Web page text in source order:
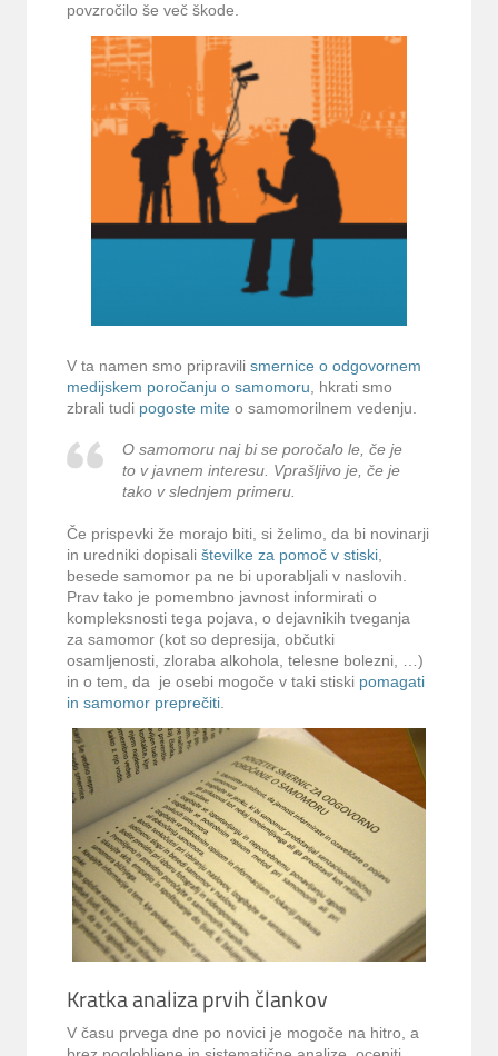
povzročilo še več škode.
V ta namen smo pripravilismernice o odgovornem
medijskem poročanju o samomoru , hkrati smo
zbrali tudi pogoste mite o samomorilnem vedenju.
O samomoru naj bi se poročalo le, če je
to v javnem interesu. Vprašljivo je, če je
tako v slednjem primeru.
Če prispevki že morajo biti, si želimo, da bi novinarji
in uredniki dopisalištevilke za pomoč v stiski
besede samomor pa ne bi uporabljali v naslovih.
Prav tako je pomembno javnost informirati o
kompleksnosti tega pojava, o dejavnikih tveganja
za samomor (kot so depresija, občutki
osamljenosti, zloraba alkohola, telesne bolezni, …)
in o tem, da je osebi mogoče v taki stiski pomagati
in samomor preprečiti
Kratka analiza prvih člankov
V času prvega dne po novici je mogoče na hitro, a